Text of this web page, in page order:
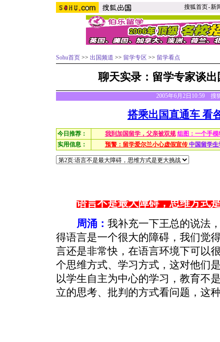
搜狐首页-新
Sohu首页 >> 出国频道 >> 留学专区 >> 留学看点
聊天实录：留学专家谈
2005年6月2日10:59 搜
搭乘出国直通车 看
今日推荐： 我到加国留学，父亲被双规 组图：一个手
实用信息：
预警：留学爱尔兰小心虚假宣传 中国留学
语言不是最大障碍，思维方式
周涌： 我补充一下王总的说法
得语言是一个很大的障碍，我们觉
言还是非常快，在语言环境下可以
个思维方式、学习方式，这对他们
以学生自主为中心的学习，教育不
立的思考、批判的方式看问题，这